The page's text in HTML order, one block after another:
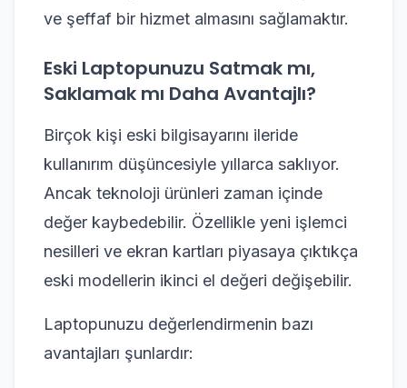
ve şeffaf bir hizmet almasını sağlamaktır.
Eski Laptopunuzu Satmak mı,
Saklamak mı Daha Avantajlı?
Birçok kişi eski bilgisayarını ileride
kullanırım düşüncesiyle yıllarca saklıyor.
Ancak teknoloji ürünleri zaman içinde
değer kaybedebilir. Özellikle yeni işlemci
nesilleri ve ekran kartları piyasaya çıktıkça
eski modellerin ikinci el değeri değişebilir.
Laptopunuzu değerlendirmenin bazı
avantajları şunlardır: